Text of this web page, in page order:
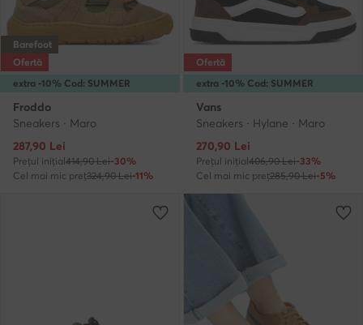
extra -10% Cod: SUMMER
Barefoot
Ofertă
Froddo
Sneakers · Maro
Prețul actual
287,90 Lei
Prețul inițial414,90 Lei-30%
Cel mai mic preț324,90 Lei-11%
extra -10% Cod: SUMMER
Ofertă
Vans
Sneakers · Hylane · Maro
Prețul actual
270,90 Lei
Prețul inițial406,90 Lei-33%
Cel mai mic preț285,90 Lei-5%